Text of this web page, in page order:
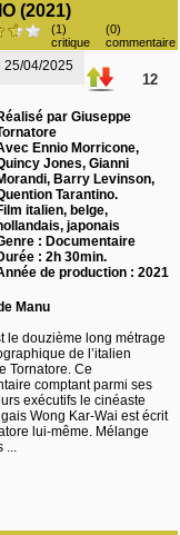
(2021)
(1)
critique
(0)
commentaire
12
par Giuseppe
Ennio Morricone,
Jones, Gianni
Barry Levinson,
Tarantino.
italien, belge,
japonais
: Documentaire
: 2h 30min.
de production : 2021
Manu
le douzième long métrage
de l’italien
Ce
comptant parmi ses
exécutifs le cinéaste
Wong Kar-Wai est écrit
lui-même. Mélange
...